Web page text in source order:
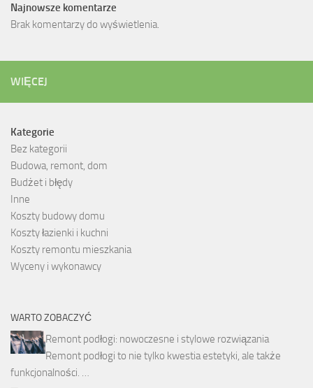
Najnowsze komentarze
Brak komentarzy do wyświetlenia.
WIĘCEJ
Kategorie
Bez kategorii
Budowa, remont, dom
Budżet i błędy
Inne
Koszty budowy domu
Koszty łazienki i kuchni
Koszty remontu mieszkania
Wyceny i wykonawcy
WARTO ZOBACZYĆ
Remont podłogi: nowoczesne i stylowe rozwiązania
Remont podłogi to nie tylko kwestia estetyki, ale także
funkcjonalności. …